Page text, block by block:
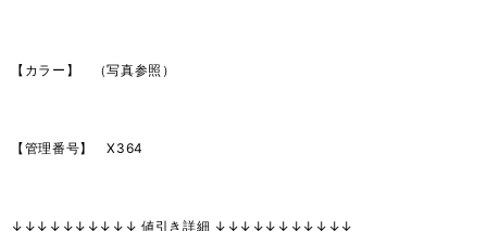
【カラー】 （写真参照）
【管理番号】 X364
↓↓↓↓↓↓↓↓↓↓ 値引き詳細 ↓↓↓↓↓↓↓↓↓↓↓